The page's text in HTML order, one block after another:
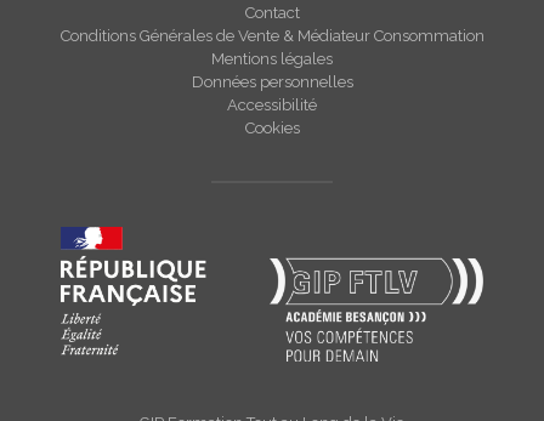
Contact
Conditions Générales de Vente & Médiateur Consommation
Mentions légales
Données personnelles
Accessibilité
Cookies